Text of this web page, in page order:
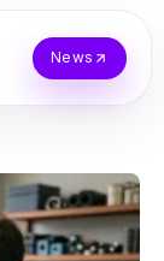
News